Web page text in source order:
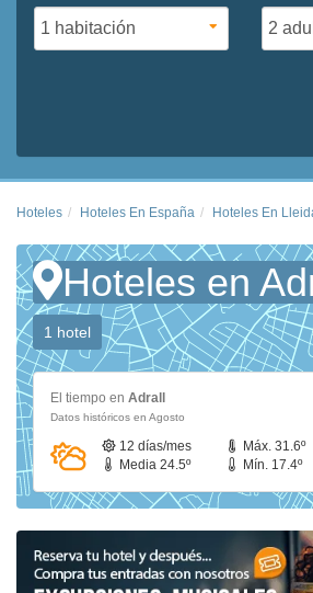
Hoteles Hoteles En España Hoteles En
Hoteles en
1 hotel
El tiempo en Adrall
Datos históricos en Agosto
12 días/mes
Máx. 31.6º
Media 24.5º
Mín. 17.4º